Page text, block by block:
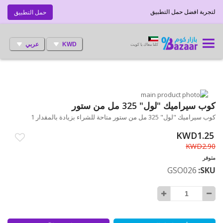
حمل التطبيق لتجربة افضل حمل التطبيق
KWD عربي كلنا معاك يا كويت
انتقل
إلى
النهاية
معرض
الصور
تخطي
إلى
معرض
الصور
كوب سيراميك "لول" 325 مل من ستور
كوب سيراميك "لول" 325 مل من ستور متاحة للشراء بزيادة بالمقدار 1
KWD1.25
KWD2.90
متوفر
SKU
GSO026